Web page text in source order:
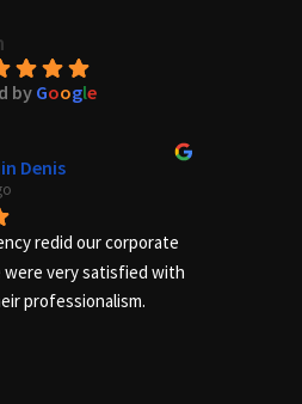
by Google
Denis
redid our corporate
very satisfied with
professionalism.